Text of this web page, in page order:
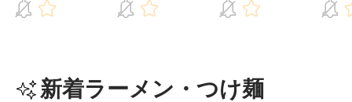
新着ラーメン・つけ麺